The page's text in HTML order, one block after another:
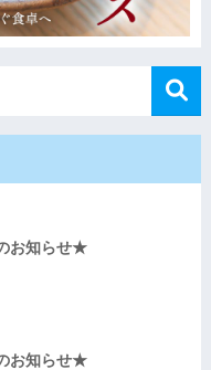
お知らせ★
お知らせ★